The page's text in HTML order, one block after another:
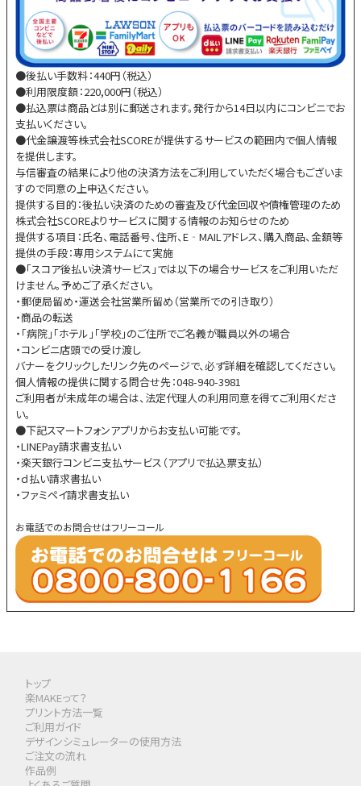
●後払い手数料：440円（税込）
●利用限度額：220,000円（税込）
●払込票は商品とは別に郵送されます。発行から14日以内にコンビニでお
支払いください。
●代金譲渡等株式会社SCOREが提供するサービスの範囲内で個人情報
を提供します。
与信審査の結果により他の決済方法をご利用していただく場合もございま
すので同意の上申込ください。
提供する目的：後払い決済のための審査及び代金回収や債権管理のため
株式会社SCOREよりサービスに関する情報のお知らせのため
提供する項目：氏名、電話番号、住所、E‐MAILアドレス、購入商品、金額等
提供の手段：専用システムにて実施
●「スコア後払い決済サービス」では以下の場合サービスをご利用いただ
けません。予めご了承ください。
・郵便局留め・運送会社営業所留め（営業所での引き取り）
・商品の転送
・「病院」「ホテル」「学校」のご住所でご名義が職員以外の場合
・コンビニ店頭での受け渡し
バナーをクリックしたリンク先のページで、必ず詳細を確認してください。
個人情報の提供に関する問合せ先：048-940-3981
ご利用者が未成年の場合は、法定代理人の利用同意を得てご利用くださ
い。
●下記スマートフォンアプリからお支払い可能です。
・LINEPay請求書支払い
・楽天銀行コンビニ支払サービス（アプリで払込票支払）
・ｄ払い請求書払い
・ファミペイ請求書支払い
お電話でのお問合せはフリーコール
トップ
楽MAKEって？
プリント方法一覧
ご利用ガイド
デザインシミュレーターの使用方法
ご注文の流れ
作品例